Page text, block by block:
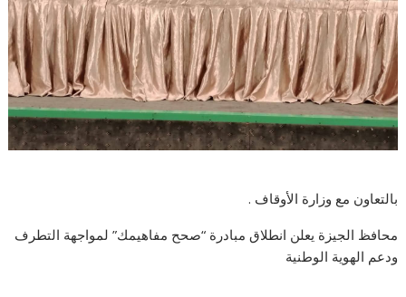
بالتعاون مع وزارة الأوقاف .
محافظ الجيزة يعلن انطلاق مبادرة “صحح مفاهيمك” لمواجهة التطرف
ودعم الهوية الوطنية